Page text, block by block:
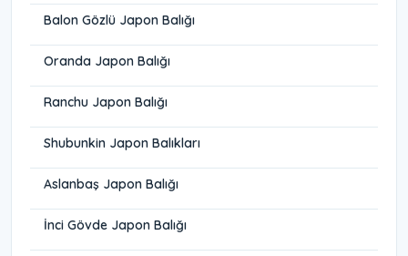
Balon Gözlü Japon Balığı
Oranda Japon Balığı
Ranchu Japon Balığı
Shubunkin Japon Balıkları
Aslanbaş Japon Balığı
İnci Gövde Japon Balığı